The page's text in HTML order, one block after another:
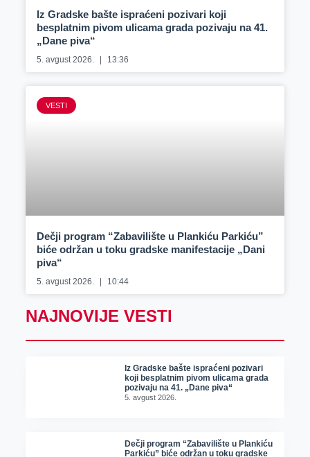
Iz Gradske bašte ispraćeni pozivari koji
besplatnim pivom ulicama grada pozivaju na 41.
„Dane piva“
5. avgust 2026. 13:36
VESTI
Dečji program “Zabavilište u Plankiću Parkiću”
biće održan u toku gradske manifestacije „Dani
piva“
5. avgust 2026. 10:44
NAJNOVIJE VESTI
Iz Gradske bašte ispraćeni pozivari
koji besplatnim pivom ulicama grada
pozivaju na 41. „Dane piva“
5. avgust 2026.
Dečji program “Zabavilište u Plankiću
Parkiću” biće održan u toku gradske